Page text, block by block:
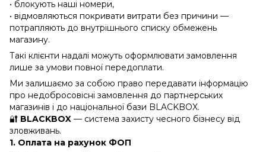
• блокують наші номери,
• відмовляються покривати витрати без причини —
потрапляють до внутрішнього списку обмежень
магазину.
Такі клієнти надалі можуть оформлювати замовлення
лише за умови повної передоплати.
Ми залишаємо за собою право передавати інформацію
про недобросовісні замовлення до партнерських
магазинів і до національної бази BLACKBOX.
🔐 BLACKBOX — система захисту чесного бізнесу від
зловживань.
1. Оплата на рахунок ФОП